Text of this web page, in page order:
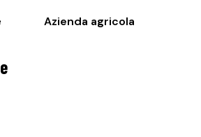
Azienda agricola